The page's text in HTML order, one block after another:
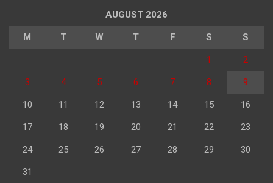
AUGUST 2026
M T W T F S S
1 2
3 4 5 6 7 8 9
10 11 12 13 14 15 16
17 18 19 20 21 22 23
24 25 26 27 28 29 30
31